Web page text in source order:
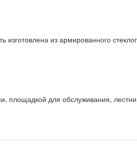
из армированного
площадкой для обслуживания,